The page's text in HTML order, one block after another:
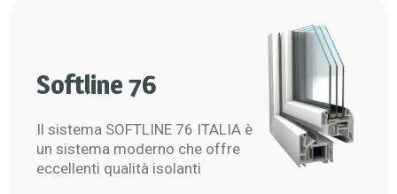
Softline 76
Il sistema SOFTLINE 76 ITALIA è
un sistema moderno che offre
eccellenti qualità isolanti